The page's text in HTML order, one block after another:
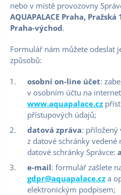
nebo v místě provozovny
AQUAPALACE Praha,
Praha-východ.
Formulář nám můžete odeslat
způsobů:
osobní on-line účet:
v osobním účtu na
www.aquapalace.cz
přístupových údajů;
datová zpráva: přiložený
z datové schránky vedené
datové schránky Správce:
e-mail: formulář zašlete
gdpr@aquapalace.cz a
elektronickým podpisem;